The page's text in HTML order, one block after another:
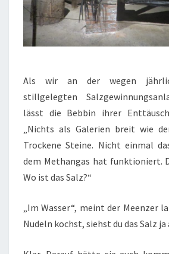
Als wir an der wegen
stillgelegten
lässt die Bebbin ihrer
„Nichts als Galerien breit wie
Trockene Steine. Nicht einmal
dem Methangas hat funktioniert.
Wo ist das Salz?“
„Im Wasser“, meint der Meenzer
Nudeln kochst, siehst du das Salz ja